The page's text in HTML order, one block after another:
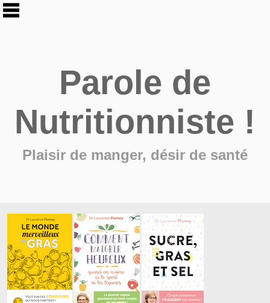
Parole de
Nutritionniste !
Plaisir de manger, désir de santé